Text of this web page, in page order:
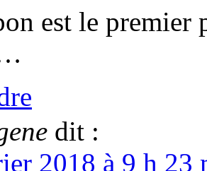
est le premier
dit :
2018 à 9 h 23